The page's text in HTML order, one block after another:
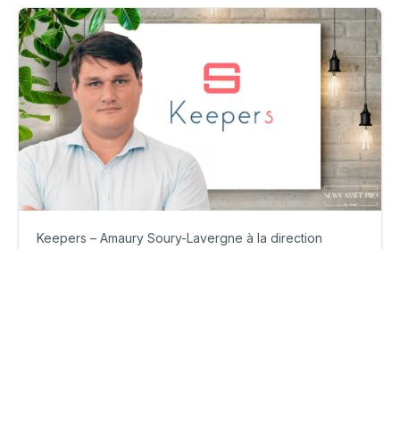
Keepers – Amaury Soury-Lavergne à la direction